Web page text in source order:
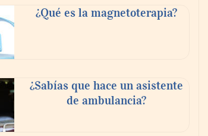
¿Qué es la magnetoterapia?
¿Sabías que hace un asistente
de ambulancia?